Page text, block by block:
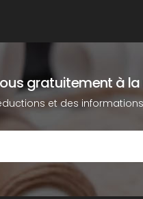
gratuitement à la
et des